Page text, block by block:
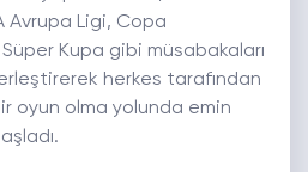
Avrupa Ligi, Copa
Kupa gibi müsabakaları
herkes tarafından
oyun olma yolunda emin